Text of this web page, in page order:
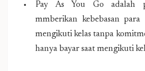
Pay As You Go adalah
mmberikan kebebasan
mengikuti kelas tanpa
hanya bayar saat mengikuti